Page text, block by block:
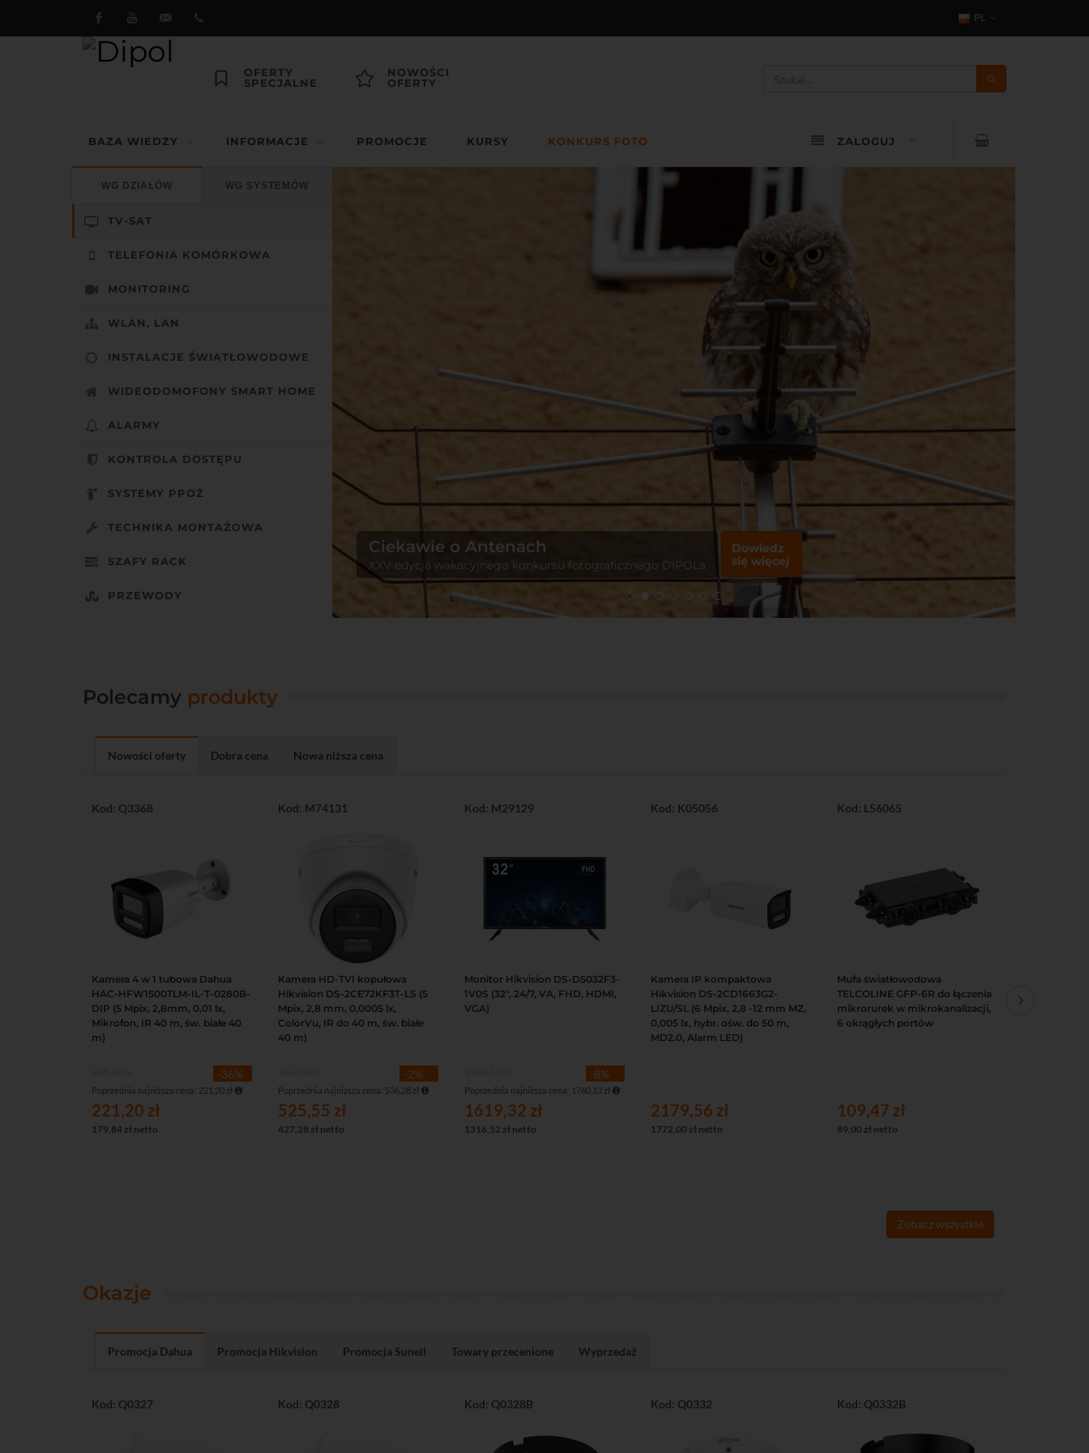
FacebookYoutubedipol@dipol.com.pl
PL
OFERTY
SPECJALNE
NOWOŚCI
OFERTY
WG DZIAŁÓW WG SYSTEMÓW
TV-SAT
TELEFONIA KOMÓRKOWA
MONITORING
WLAN, LAN
INSTALACJE ŚWIATŁOWODOWE
WIDEODOMOFONY SMART HOME
ALARMY
KONTROLA DOSTĘPU
SYSTEMY PPOŻ
TECHNIKA MONTAŻOWA
SZAFY RACK
PRZEWODY
BAZA WIEDZY INFORMACJE PROMOCJE KURSY KONKURS FOTO ZALOGUJ
Ciekawie o Antenach
XXV edycja wakacyjnego konkursu fotograficznego DIPOLa
Dowiedz
się więcej
Polecamy produkty
Nowości oferty Dobra cena Nowa niższa cena
Kod: Q3368
Podgląd
Kamera 4 w 1 tubowa Dahua
HAC-HFW1500TLM-IL-T-0280B-
DIP (5 Mpix, 2,8mm, 0,01 lx,
Mikrofon, IR 40 m, św. białe 40
m)
-36%
Poprzednia najniższa cena: 221,20 zł
221,20 zł
179,84 zł netto
Kod: M74131
Do koszyka Podgląd
Kamera HD-TVI kopułowa
Hikvision DS-2CE72KF3T-LS (5
Mpix, 2,8 mm, 0,0005 lx,
ColorVu, IR do 40 m, św. białe
40 m)
-2%
Poprzednia najniższa cena: 536,28 zł
525,55 zł
427,28 zł netto
Kod: M29129
Do koszyka Podgląd
Monitor Hikvision DS-D5032F3-
1V0S (32", 24/7, VA, FHD, HDMI,
VGA)
-8%
Poprzednia najniższa cena: 1760,13 zł
1619,32 zł
1316,52 zł netto
Kod: K05056
Do koszyka Podgląd
Kamera IP kompaktowa
Hikvision DS-2CD1663G2-
LIZU/SL (6 Mpix, 2,8 -12 mm MZ,
0,005 lx, hybr. ośw. do 50 m,
MD2.0, Alarm LED)
2179,56 zł
1772,00 zł netto
Kod: L56065
Do koszyka Podgląd
Mufa światłowodowa
TELCOLINE GFP-6R do łączenia
mikrorurek w mikrokanalizacji,
6 okrągłych portów
109,47 zł
89,00 zł netto
Zobacz wszystkie
Okazje
Promocja Dahua Promocja Hikvision Promocja Sunell Towary przecenione Wyprzedaż
Kod: Q0327 Kod: Q0328 Kod: Q0328B Kod: Q0332 Kod: Q0332B